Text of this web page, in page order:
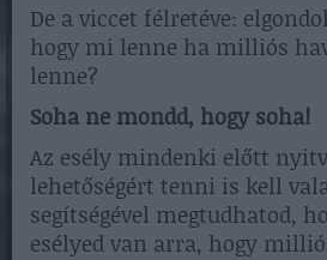
De a viccet félretéve:
hogy mi lenne ha milliós
lenne?
Soha ne mondd, hogy soha!
Az esély mindenki előtt
lehetőségért tenni is kell
segítségével megtudhatod,
esélyed van arra, hogy